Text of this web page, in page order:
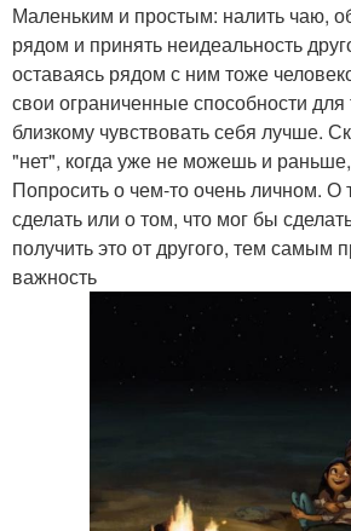
Маленьким и простым: налить чаю,
рядом и принять неидеальность
оставаясь рядом с ним тоже
свои ограниченные способности
близкому чувствовать себя лучше.
"нет", когда уже не можешь и
Попросить о чем-то очень личном.
сделать или о том, что мог бы
получить это от другого, тем самым
важность